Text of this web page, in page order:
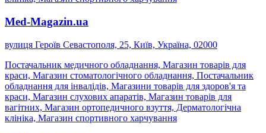
Med-Magazin.ua
вулиця Героїв Севастополя, 25, Київ, Україна, 02000
Постачальник медичного обладнання, Магазин товарів для
краси, Магазин стоматологічного обладнання, Постачальник
обладнання для інвалідів, Магазини товарів для здоров'я та
краси, Магазин слухових апаратів, Магазин товарів для
вагітних, Магазин ортопедичного взуття, Дерматологічна
клініка, Магазин спортивного харчування